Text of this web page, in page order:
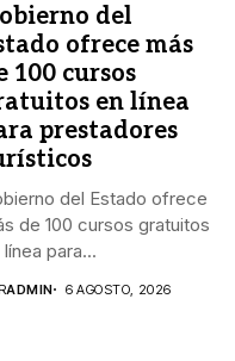
del
ofrece más
100 cursos
en línea
prestadores
del Estado ofrece
de 100 cursos gratuitos
línea para...
ADMIN 6 AGOSTO, 2026